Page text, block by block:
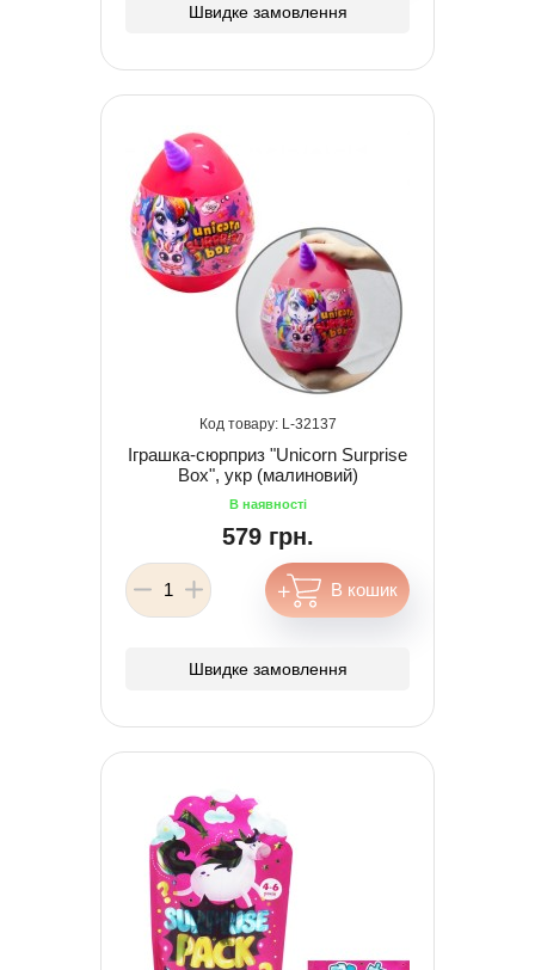
Швидке замовлення
32137
Іграшка-сюрприз "Unicorn Surprise
Box", укр (малиновий)
579 грн.
Швидке замовлення